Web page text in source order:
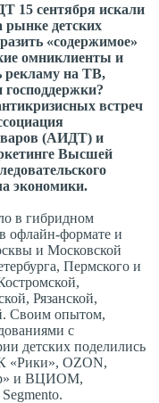
15 сентября искали
детских
«содержимое»
омниклиенты и
рекламу на ТВ,
встреч
(АИДТ) и
Высшей
экономики.
в гибридном
офлайн-формате и
и Московской
Пермского и
Рязанской,
Своим опытом,
с
детских поделились
«Рики», OZON,
и ВЦИОМ,